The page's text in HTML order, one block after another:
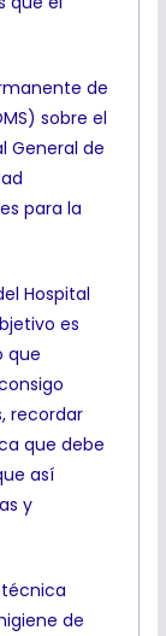
de
sobre el
General de
para la
Hospital
es
que
recordar
que debe
así
y
técnica
de